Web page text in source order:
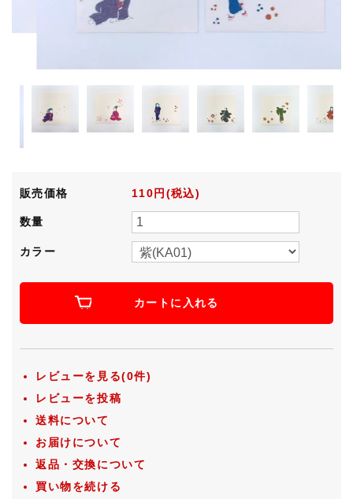
販売価格 110円(税込)
数量
カラー
カートに入れる
レビューを見る(0件)
レビューを投稿
送料について
お届けについて
返品・交換について
買い物を続ける